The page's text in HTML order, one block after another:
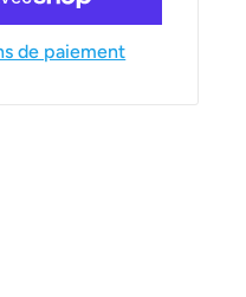
de paiement